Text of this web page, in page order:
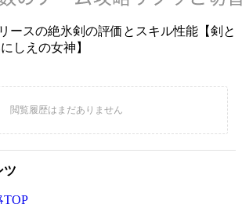
ースの絶氷剣の評価とスキル性能【剣と
しえの女神】
ツ
TOP